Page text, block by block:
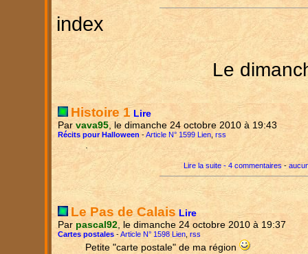
index
Le
Histoire 1 Lire
Par vava95 , le dimanche 24 octobre 2010 à 19:43
Récits pour Halloween -Article N° 1599 Lien rss
Lire la suite - 4 commentaires -
Le Pas de Calais Lire
Par pascal92, le dimanche 24 octobre 2010 à 19:37
Cartes postales -Article N° 1598 Lien rss
Petite "carte postale" de ma région